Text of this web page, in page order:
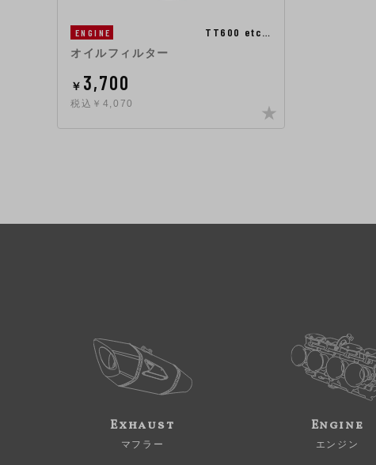
ENGINE TT600 etc…
オイルフィルター
￥ 3,700
税込￥4,070
Exhaust
マフラー
Engine
エンジン